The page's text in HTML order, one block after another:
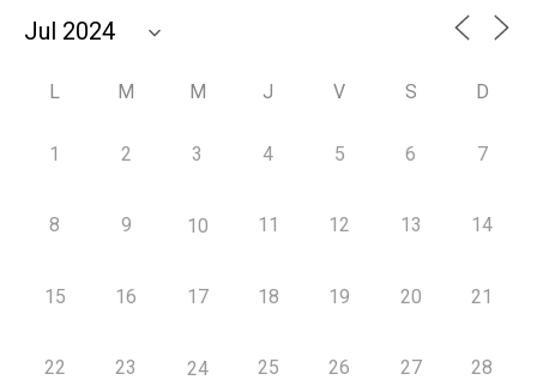
L M M J V S D
1 2 3 4 5 6 7
8 9 10 11 12 13 14
15 16 17 18 19 20 21
22 23 24 25 26 27 28